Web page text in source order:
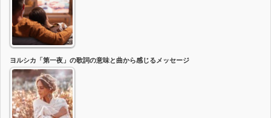
ヨルシカ「第一夜」の歌詞の意味と曲から感じるメッセージ